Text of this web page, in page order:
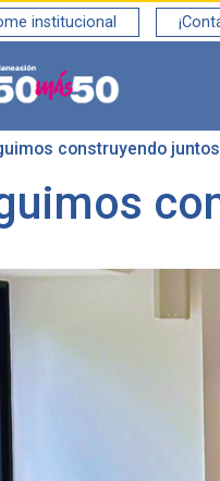
construyendo
institucional